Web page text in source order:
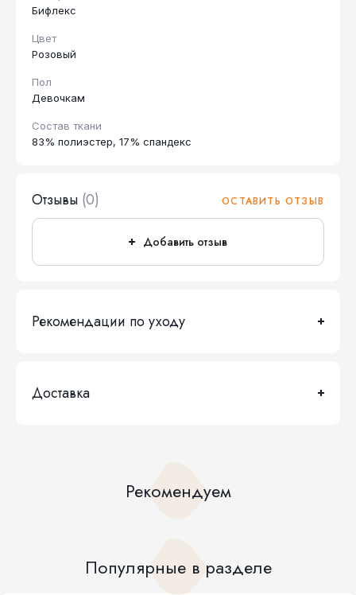
Бифлекс
Цвет
Розовый
Пол
Девочкам
Состав ткани
83% полиэстер, 17% спандекс
Отзывы (0) ОСТАВИТЬ ОТЗЫВ
Добавить отзыв
Рекомендации по уходу
Доставка
Рекомендуем
Популярные в разделе